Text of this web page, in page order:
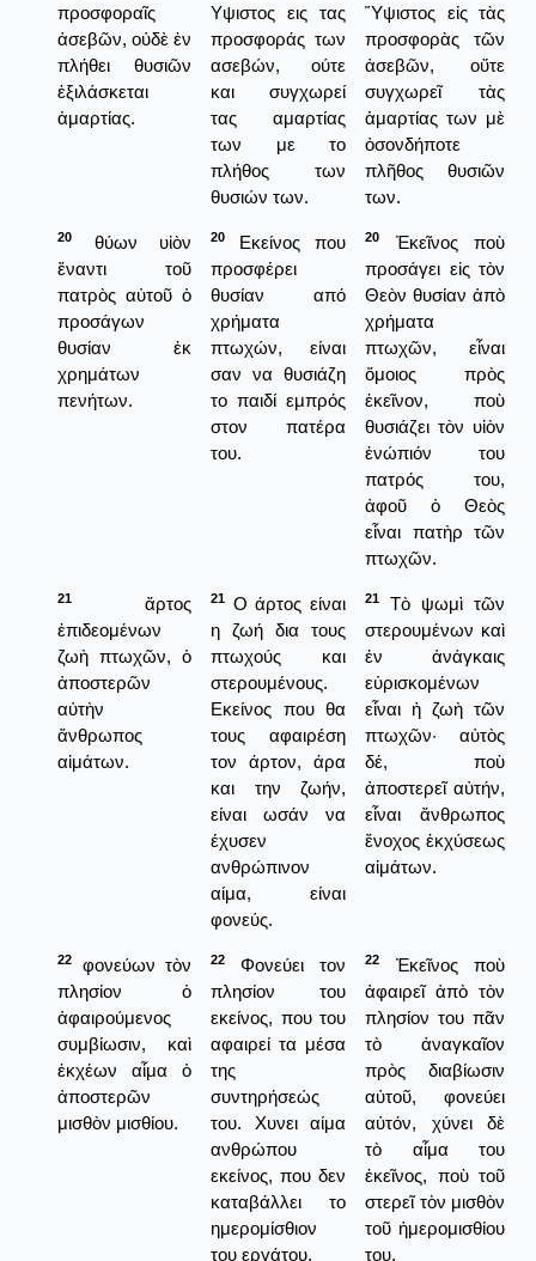
προσφοραῖς
ἀσεβῶν, οὐδὲ ἐν
πλήθει θυσιῶν
ἐξιλάσκεται
ἁμαρτίας.
Υψιστος εις τας
προσφοράς των
ασεβών, ούτε
και συγχωρεί
τας αμαρτίας
των με το
πλήθος των
θυσιών των.
Ὕψιστος εἰς τὰς
προσφορὰς τῶν
ἀσεβῶν, οὔτε
συγχωρεῖ τὰς
ἁμαρτίας των μὲ
ὀσονδήποτε
πλῆθος θυσιῶν
των.
20
θύων υἱὸν
ἔναντι τοῦ
πατρὸς αὐτοῦ ὁ
προσάγων
θυσίαν ἐκ
χρημάτων
πενήτων.
20
Εκείνος που
προσφέρει
θυσίαν από
χρήματα
πτωχών, είναι
σαν να θυσιάζη
το παιδί εμπρός
στον πατέρα
του.
20
Ἐκεῖνος ποὺ
προσάγει εἰς τὸν
Θεὸν θυσίαν ἀπὸ
χρήματα
πτωχῶν, εἶναι
ὅμοιος πρὸς
ἐκεῖνον, ποὺ
θυσιάζει τὸν υἱὸν
ἐνώπιόν του
πατρός του,
ἀφοῦ ὁ Θεὸς
εἶναι πατὴρ τῶν
πτωχῶν.
21
ἄρτος
ἐπιδεομένων
ζωὴ πτωχῶν, ὁ
ἀποστερῶν
αὐτὴν
ἄνθρωπος
αἱμάτων.
21 Ο άρτος είναι
η ζωή δια τους
πτωχούς και
στερουμένους.
Εκείνος που θα
τους αφαιρέση
τον άρτον, άρα
και την ζωήν,
είναι ωσάν να
έχυσεν
ανθρώπινον
αίμα, είναι
φονεύς.
21
Τὸ ψωμὶ τῶν
στερουμένων καὶ
ἐν ἀνάγκαις
εὑρισκομένων
εἶναι ἡ ζωὴ τῶν
πτωχῶν· αὐτὸς
δέ, ποὺ
ἀποστερεῖ αὐτήν,
εἶναι ἄνθρωπος
ἔνοχος ἐκχύσεως
αἱμάτων.
22
φονεύων τὸν
πλησίον ὁ
ἀφαιρούμενος
συμβίωσιν, καὶ
ἐκχέων αἷμα ὁ
ἀποστερῶν
μισθὸν μισθίου.
22
Φονεύει τον
πλησίον του
εκείνος, που του
αφαιρεί τα μέσα
της
συντηρήσεώς
του. Χυνει αίμα
ανθρώπου
εκείνος, που δεν
καταβάλλει το
ημερομίσθιον
του εργάτου.
22
Ἐκεῖνος ποὺ
ἀφαιρεῖ ἀπὸ τὸν
πλησίον του πᾶν
τὸ ἀναγκαῖον
πρὸς διαβίωσιν
αὐτοῦ, φονεύει
αὐτόν, χύνει δὲ
τὸ αἷμα του
ἐκεῖνος, ποὺ τοῦ
στερεῖ τὸν μισθὸν
τοῦ ἡμερομισθίου
του.